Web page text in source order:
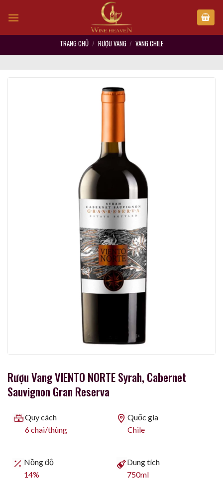
TRANG CHỦ / RƯỢU VANG / VANG CHILE
Rượu Vang VIENTO NORTE Syrah, Cabernet
Sauvignon Gran Reserva
Quy cách
6 chai/thùng
Quốc gia
Chile
Nồng độ
14%
Dung tích
750ml